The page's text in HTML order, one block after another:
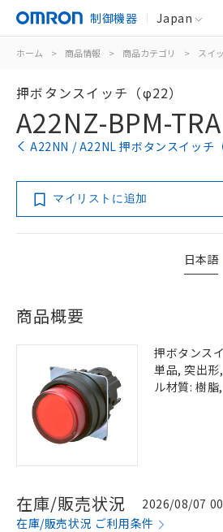
制御機器 Japan
ホーム > 商品情報 > 商品カテゴリ > スイ
押ボタンスイッチ（φ22）
A22NZ-BPM-TRA
A22NN / A22NL 押ボタンスイッチ
マイリストに追加
日本語
商品概要
押ボタンス
単品, 突出
ル材質: 樹脂
在庫/販売状況
2026/08/07
在庫/販売状況 ご利用条件